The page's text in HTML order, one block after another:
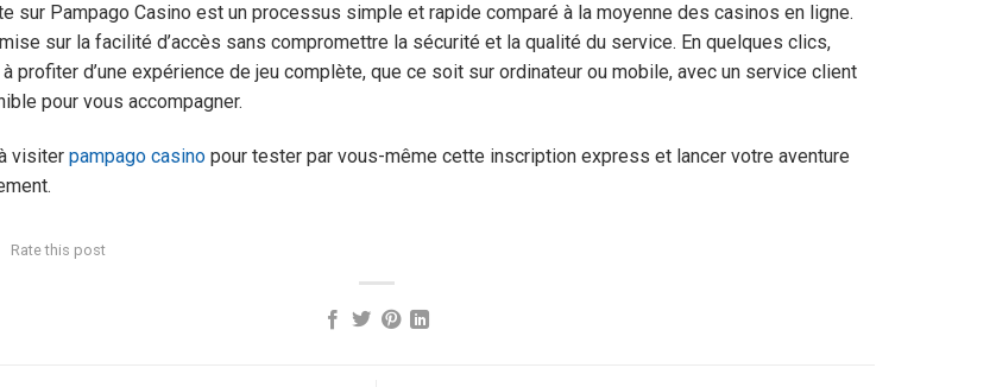
sur Pampago Casino est un processus simple et rapide comparé à la moyenne des casinos en ligne.
sur la facilité d’accès sans compromettre la sécurité et la qualité du service. En quelques clics,
profiter d’une expérience de jeu complète, que ce soit sur ordinateur ou mobile, avec un service client
pour vous accompagner.
visiter pampago casino pour tester par vous-même cette inscription express et lancer votre aventure
Rate this post